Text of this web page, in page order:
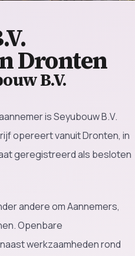
Dronten
B.V.
is Seyubouw B.V.
opereert vanuit Dronten, in
geregistreerd als besloten
andere om Aannemers,
Openbare
werkzaamheden rond